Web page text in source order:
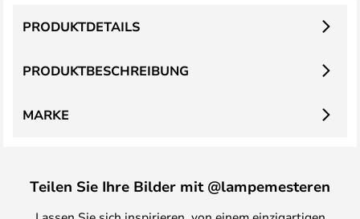
PRODUKTBESCHREIBUNG
PRODUKTDETAILS
MARKE
Teilen Sie Ihre Bilder mit @lampemesteren